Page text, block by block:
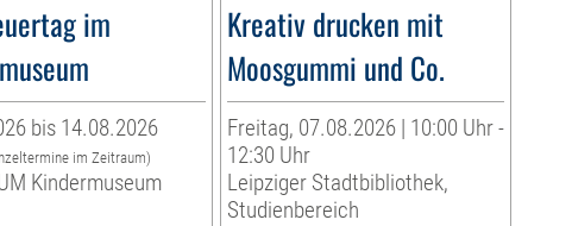
im
bis 14.08.2026
im Zeitraum)
Kindermuseum
Kreativ drucken mit
Moosgummi und Co.
Freitag, 07.08.2026 | 10:00 Uhr -
12:30 Uhr
Leipziger Stadtbibliothek,
Studienbereich